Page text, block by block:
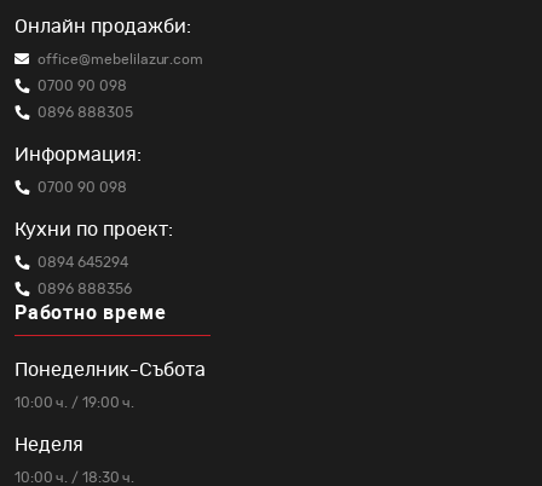
Онлайн продажби:
office@mebelilazur.com
0700 90 098
0896 888305
Информация:
0700 90 098
Кухни по проект:
0894 645294
0896 888356
Работно време
Понеделник-Събота
10:00 ч. / 19:00 ч.
Неделя
10:00 ч. / 18:30 ч.